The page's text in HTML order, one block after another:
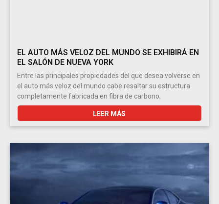
EL AUTO MÁS VELOZ DEL MUNDO SE EXHIBIRÁ EN
EL SALÓN DE NUEVA YORK
Entre las principales propiedades del que desea volverse en
el auto más veloz del mundo cabe resaltar su estructura
completamente fabricada en fibra de carbono,
LEER MÁS